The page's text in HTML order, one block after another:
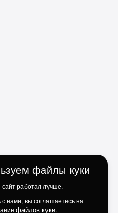
файлы куки
работал лучше.
с нами, вы соглашаетесь на
файлов куки.